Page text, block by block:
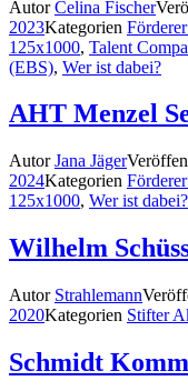
AutorCelina Fischer
2023Kategorien
125x1000, Talent
(EBS), Wer ist dabei?
AHT Menzel
AutorJana Jäger
2024Kategorien
125x1000, Wer ist dabei?
Wilhelm
Autor Strahlemann
2020Kategorien Stifter
Schmidt